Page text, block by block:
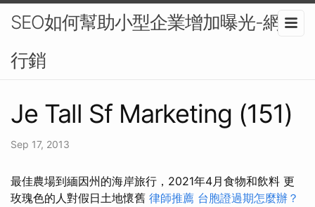
SEO如何幫助小型企業增加曝光-網路
行銷
Je Tall Sf Marketing (151)
Sep 17, 2013
最佳農場到緬因州的海岸旅行，2021年4月食物和飲料 更
玫瑰色的人對假日土地懷舊 律師推薦 台胞證過期怎麼辦？